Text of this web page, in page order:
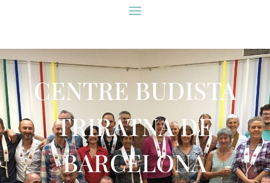
CENTRE BUDISTA
TRIRATNA DE
BARCELONA